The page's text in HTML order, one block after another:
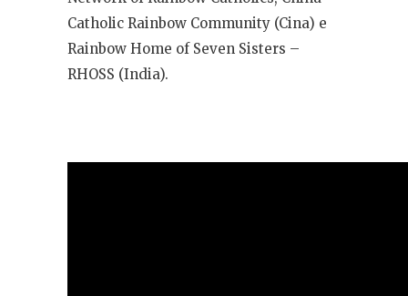
Catholic Rainbow Community (Cina) e
Rainbow Home of Seven Sisters –
RHOSS (India).